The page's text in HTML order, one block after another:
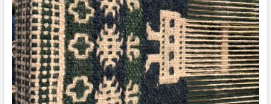
フ
村
の
絵
織
物
ワ
ー
ク